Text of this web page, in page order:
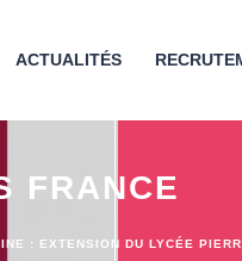
ACTUALITÉS
FRANCE
: EXTENSION DU LYCÉE